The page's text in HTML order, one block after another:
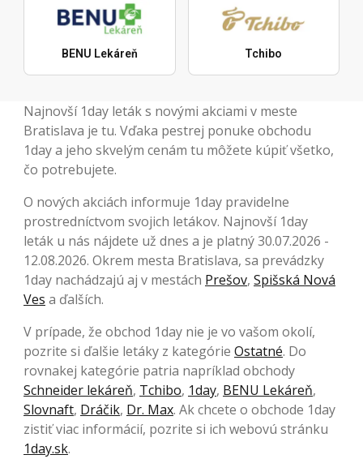
BENU Lekáreň Tchibo
Najnovší 1day leták s novými akciami v meste
Bratislava je tu. Vďaka pestrej ponuke obchodu
1day a jeho skvelým cenám tu môžete kúpiť všetko,
čo potrebujete.
O nových akciách informuje 1day pravidelne
prostredníctvom svojich letákov. Najnovší 1day
leták u nás nájdete už dnes a je platný 30.07.2026 -
12.08.2026. Okrem mesta Bratislava, sa prevádzky
1day nachádzajú aj v mestách Prešov, Spišská Nová
Ves a ďalších.
V prípade, že obchod 1day nie je vo vašom okolí,
pozrite si ďalšie letáky z kategórie Ostatné. Do
rovnakej kategórie patria napríklad obchody
Schneider lekáreň, Tchibo, 1day, BENU Lekáreň,
Slovnaft, Dráčik, Dr. Max. Ak chcete o obchode 1day
zistiť viac informácií, pozrite si ich webovú stránku
1day.sk.